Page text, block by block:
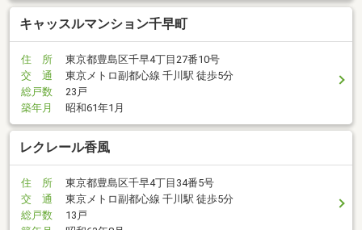
キャッスルマンション千早町
住 所
東京都豊島区千早4丁目27番10号
交 通
東京メトロ副都心線 千川駅 徒歩5分
総戸数
23戸
築年月
昭和61年1月
レクレール香風
住 所
東京都豊島区千早4丁目34番5号
交 通
東京メトロ副都心線 千川駅 徒歩5分
総戸数
13戸